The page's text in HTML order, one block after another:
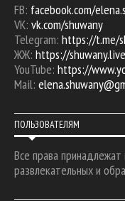
FB: facebook.com/
VK: vk.com/shuwany
Telegram: https://t.me/
ЖЖ: https://
YouTube: https://
Mail:
ПОЛЬЗОВАТЕЛЯМ
Все права
развлекательных и